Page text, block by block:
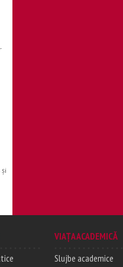
VIAȚA ACADEMICĂ
Slujbe academice